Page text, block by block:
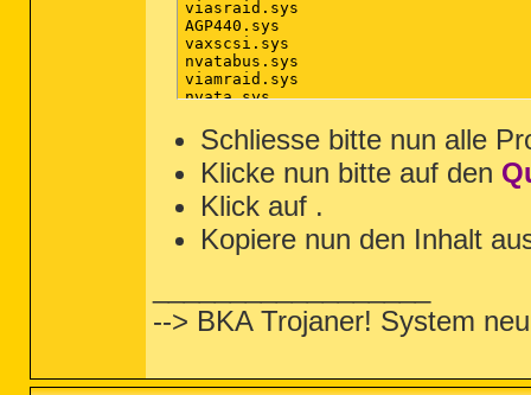
viasraid.sys
AGP440.sys
vaxscsi.sys
nvatabus.sys
viamraid.sys
nvata.sys
iastorv.sys
ViPrt.sys
eNetHook.dll
ahcix86.sys
KR10N.sys
nvstor32.sys
ahcix86s.sys
/md5stop
%systemroot%\*. /mp /s
%systemroot%\system32\*.dll /
Schliesse bitte nun alle
Klicke nun bitte auf den
Klick auf .
Kopiere nun den Inhalt
--> BKA Trojaner! System